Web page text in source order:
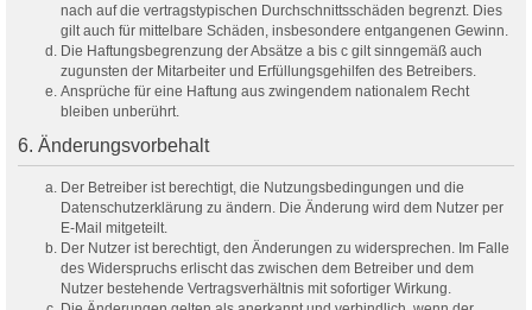
nach auf die vertragstypischen Durchschnittsschäden begrenzt. Dies
gilt auch für mittelbare Schäden, insbesondere entgangenen Gewinn.
Die Haftungsbegrenzung der Absätze a bis c gilt sinngemäß auch
zugunsten der Mitarbeiter und Erfüllungsgehilfen des Betreibers.
Ansprüche für eine Haftung aus zwingendem nationalem Recht
bleiben unberührt.
6. Änderungsvorbehalt
Der Betreiber ist berechtigt, die Nutzungsbedingungen und die
Datenschutzerklärung zu ändern. Die Änderung wird dem Nutzer per
E-Mail mitgeteilt.
Der Nutzer ist berechtigt, den Änderungen zu widersprechen. Im Falle
des Widerspruchs erlischt das zwischen dem Betreiber und dem
Nutzer bestehende Vertragsverhältnis mit sofortiger Wirkung.